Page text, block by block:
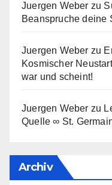
Juergen Weber zu
Beanspruche deine
Juergen Weber zu
Kosmischer
war und scheint!
Juergen Weber zu
Quelle ∞ St.
Archiv